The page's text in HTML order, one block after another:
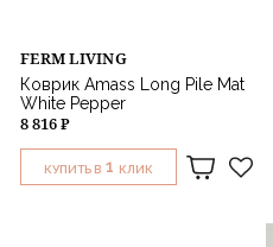
FERM LIVING
Коврик Amass Long Pile Mat
White Pepper
8 816 ₽
КУПИТЬ В 1 КЛИК